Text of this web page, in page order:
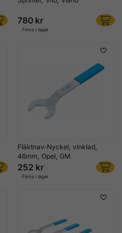
780 kr
Finns i lager
Fläktnav-Nyckel, vinklad,
46mm, Opel, GM
252 kr
Finns i lager